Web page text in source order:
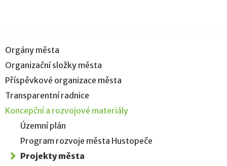
Orgány města
Organizační složky města
Příspěvkové organizace města
Transparentní radnice
Koncepční a rozvojové materiály
Územní plán
Program rozvoje města Hustopeče
Projekty města